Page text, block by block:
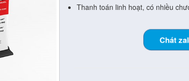
Thanh toán linh hoạt, có nhiều
Chát